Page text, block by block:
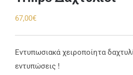
67,00€
Εντυπωσιακά χειροποίητα
εντυπώσεις !